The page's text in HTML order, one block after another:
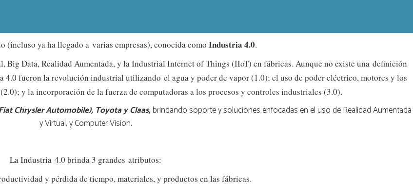
(incluso ya ha llegado a varias empresas), conocida como Industria 4.0.
Data, Realidad Aumentada, y la Industrial Internet of Things (IIoT) en fábricas. Aunque no existe una definición
4.0 fueron la revolución industrial utilizando el agua y poder de vapor (1.0); el uso de poder eléctrico, motores y los
y la incorporación de la fuerza de computadoras a los procesos y controles industriales (3.0).
Chrysler Automobile), Toyota y Claas,brindando soporte y soluciones enfocadas en el uso de Realidad Aumentada
y Virtual, y Computer Vision.
La Industria 4.0 brinda 3 grandes atributos:
y pérdida de tiempo, materiales, y productos en las fábricas.